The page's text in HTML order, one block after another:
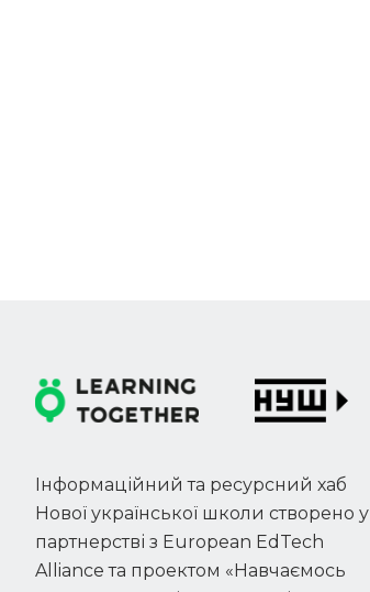
Інформаційний та ресурсний хаб
Нової української школи створено у
партнерстві з European EdTech
Alliance та проектом «Навчаємось